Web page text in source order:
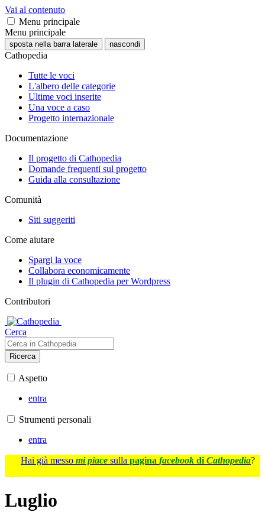
Vai al contenuto
Menu principale
Menu principale
sposta nella barra laterale nascondi
Cathopedia
Tutte le voci
L'albero delle categorie
Ultime voci inserite
Una voce a caso
Progetto internazionale
Documentazione
Il progetto di Cathopedia
Domande frequenti sul progetto
Guida alla consultazione
Comunità
Siti suggeriti
Come aiutare
Spargi la voce
Collabora economicamente
Il plugin di Cathopedia per Wordpress
Contributori
Cerca
Ricerca
Aspetto
entra
Strumenti personali
entra
Hai già messo mi piace sulla pagina facebook di Cathopedia?
Luglio